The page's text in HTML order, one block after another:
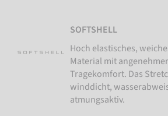
SOFTSHELL
Hoch elastisches,
Material mit
Tragekomfort. Das
winddicht,
atmungsaktiv.